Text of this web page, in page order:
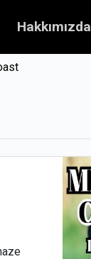
Hakkımızda